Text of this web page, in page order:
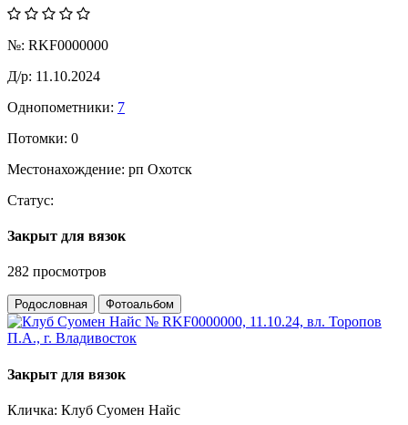
№: RKF0000000
Д/р: 11.10.2024
Однопометники: 7
Потомки: 0
Местонахождение: рп Охотск
Статус:
Закрыт для вязок
282 просмотров
Родословная Фотоальбом
Закрыт для вязок
Кличка: Клуб Суомен Найс